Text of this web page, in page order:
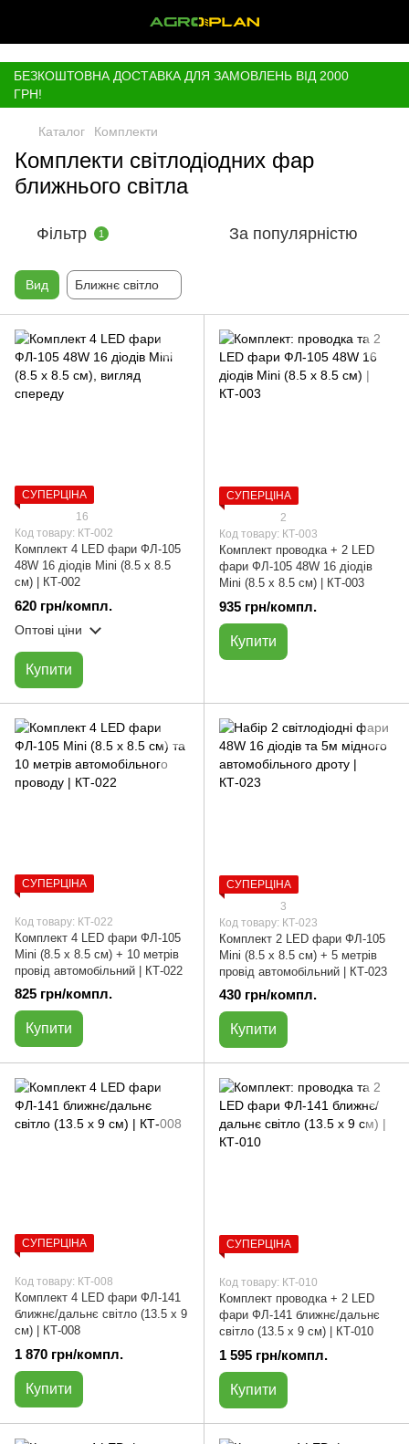
БЕЗКОШТОВНА ДОСТАВКА ДЛЯ ЗАМОВЛЕНЬ ВІД 2000
ГРН!
Каталог Комплекти
Комплекти світлодіодних фар
ближнього світла
Фільтр 1 За популярністю
Вид Ближнє світло
СУПЕРЦІНА
16
Код товару: КТ-002
Комплект 4 LED фари ФЛ-105
48W 16 діодів Мini (8.5 х 8.5
см) | КТ-002
620 грн/компл.
Оптові ціни
Купити
СУПЕРЦІНА
2
Код товару: КТ-003
Комплект проводка + 2 LED
фари ФЛ-105 48W 16 діодів
Мini (8.5 х 8.5 см) | КТ-003
935 грн/компл.
Купити
СУПЕРЦІНА
Код товару: КТ-022
Комплект 4 LED фари ФЛ-105
Мini (8.5 х 8.5 см) + 10 метрів
провід автомобільний | КТ-022
825 грн/компл.
Купити
СУПЕРЦІНА
3
Код товару: КТ-023
Комплект 2 LED фари ФЛ-105
Мini (8.5 х 8.5 см) + 5 метрів
провід автомобільний | КТ-023
430 грн/компл.
Купити
СУПЕРЦІНА
Код товару: КТ-008
Комплект 4 LED фари ФЛ-141
ближнє/дальнє світло (13.5 х 9
см) | КТ-008
1 870 грн/компл.
Купити
СУПЕРЦІНА
Код товару: КТ-010
Комплект проводка + 2 LED
фари ФЛ-141 ближнє/дальнє
світло (13.5 х 9 см) | КТ-010
1 595 грн/компл.
Купити